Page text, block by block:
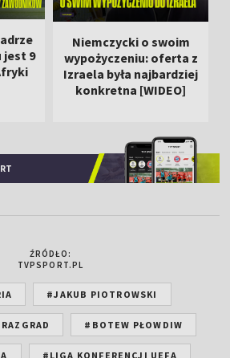
jest 9
Niemczycki o swoim
wypożyczeniu: oferta z
Izraela była najbardziej
konkretna [WIDEO]
ŹRÓDŁO:
TVPSPORT.PL
#JAKUB PIOTROWSKI
#BOTEW PŁOWDIW
#LIGA KONFERENCJI UEFA